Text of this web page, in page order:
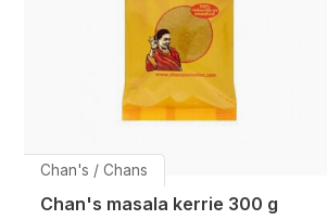
Chan's / Chans
Chan's masala kerrie 300 g